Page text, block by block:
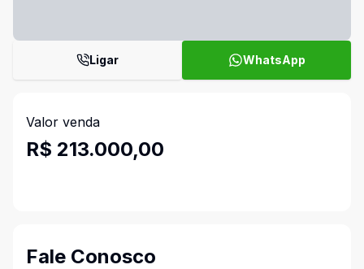
Ligar WhatsApp
Valor venda
R$ 213.000,00
Fale Conosco